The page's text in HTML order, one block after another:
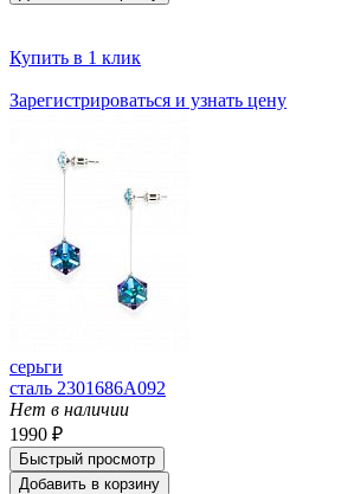
Купить в 1 клик
Зарегистрироваться и узнать цену
серьги
сталь 2301686A092
Нет в наличии
1990 ₽
Быстрый просмотр
Добавить в корзину